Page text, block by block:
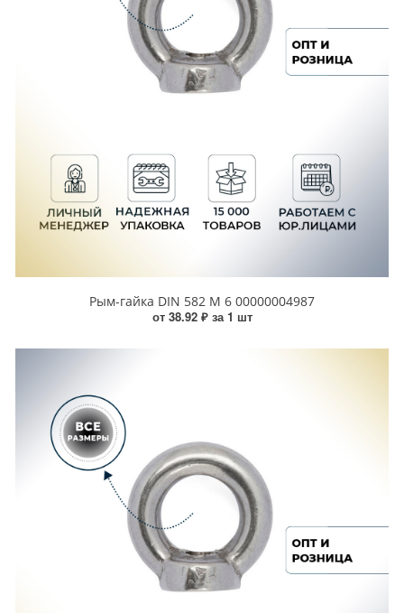
Рым-гайка DIN 582 М 6 00000004987
от 38.92 ₽ за 1 шт